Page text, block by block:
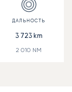
3 723km
2 010 NM